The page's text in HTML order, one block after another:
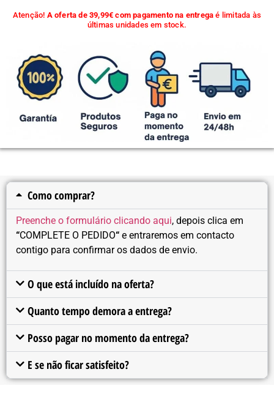
Atenção! A oferta de 39,99€ com pagamento na entrega é limitada às
últimas unidades em stock.
Como comprar?
Preenche o formulário clicando aqui, depois clica em
“COMPLETE O PEDIDO“ e entraremos em contacto
contigo para confirmar os dados de envio.
O que está incluído na oferta?
Quanto tempo demora a entrega?
Posso pagar no momento da entrega?
E se não ficar satisfeito?